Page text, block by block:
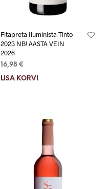
Fitapreta Iluminista Tinto
2023 NB! AASTA VEIN
2026
16,98 €
LISA KORVI